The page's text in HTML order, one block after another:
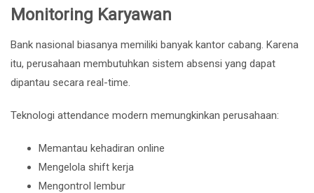
Monitoring Karyawan
Bank nasional biasanya memiliki banyak kantor cabang. Karena
itu, perusahaan membutuhkan sistem absensi yang dapat
dipantau secara real-time.
Teknologi attendance modern memungkinkan perusahaan:
Memantau kehadiran online
Mengelola shift kerja
Mengontrol lembur